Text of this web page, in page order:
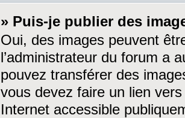
» Puis-je publier des
Oui, des images peuvent
l’administrateur du forum a
pouvez transférer des
vous devez faire un lien
Internet accessible